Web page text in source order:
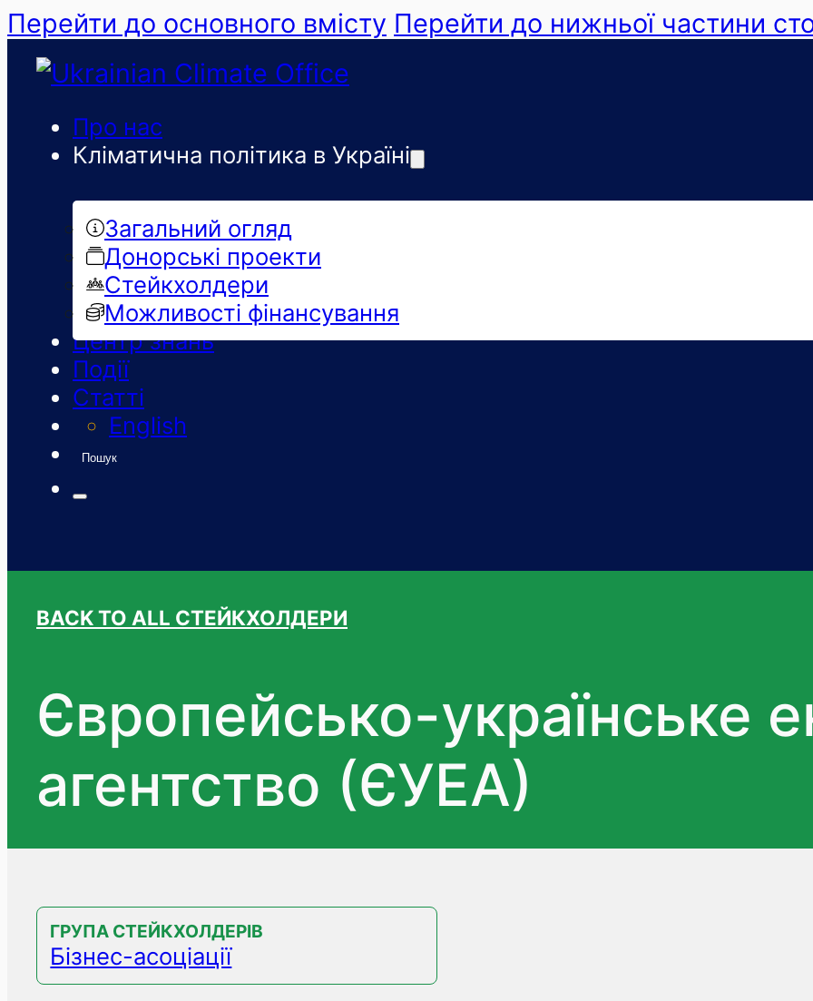
Перейти до основного вмісту Перейти до нижньої частини
Про нас
Кліматична політика в Україні
Загальний огляд
Донорські проекти
Стейкхолдери
Можливості фінансування
Центр знань
Події
Статті
English
Пошук
BACK TO ALL СТЕЙКХОЛДЕРИ
Європейсько-українське
агентство (ЄУЕА)
ГРУПА СТЕЙКХОЛДЕРІВ
Бізнес-асоціації